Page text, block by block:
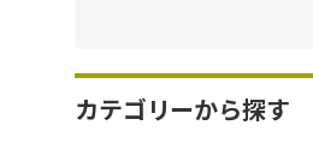
カテゴリーから探す